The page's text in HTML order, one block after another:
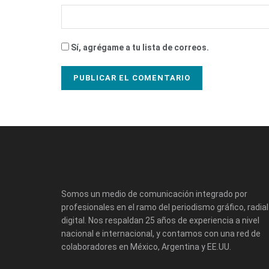
Sí, agrégame a tu lista de correos.
Somos un medio de comunicación integrado por
profesionales en el ramo del periodismo gráfico,
digital. Nos respaldan 25 años de experiencia a nivel
nacional e internacional, y contamos con una red de
colaboradores en México, Argentina y EE.UU.